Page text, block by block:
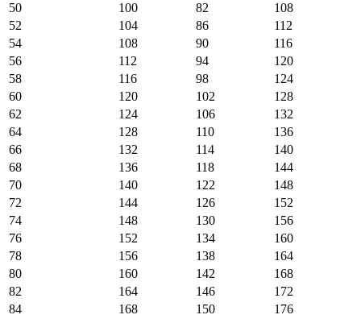
50
100 82
108
52
104 86
112
54
108 90
116
56
112 94
120
58
116 98
124
60
120 102
128
62
124 106
132
64
128 110
136
66
132 114
140
68
136 118
144
70
140 122
148
72
144 126
152
74
148 130
156
76
152 134
160
78
156 138
164
80
160 142
168
82
164 146
172
84
168 150
176